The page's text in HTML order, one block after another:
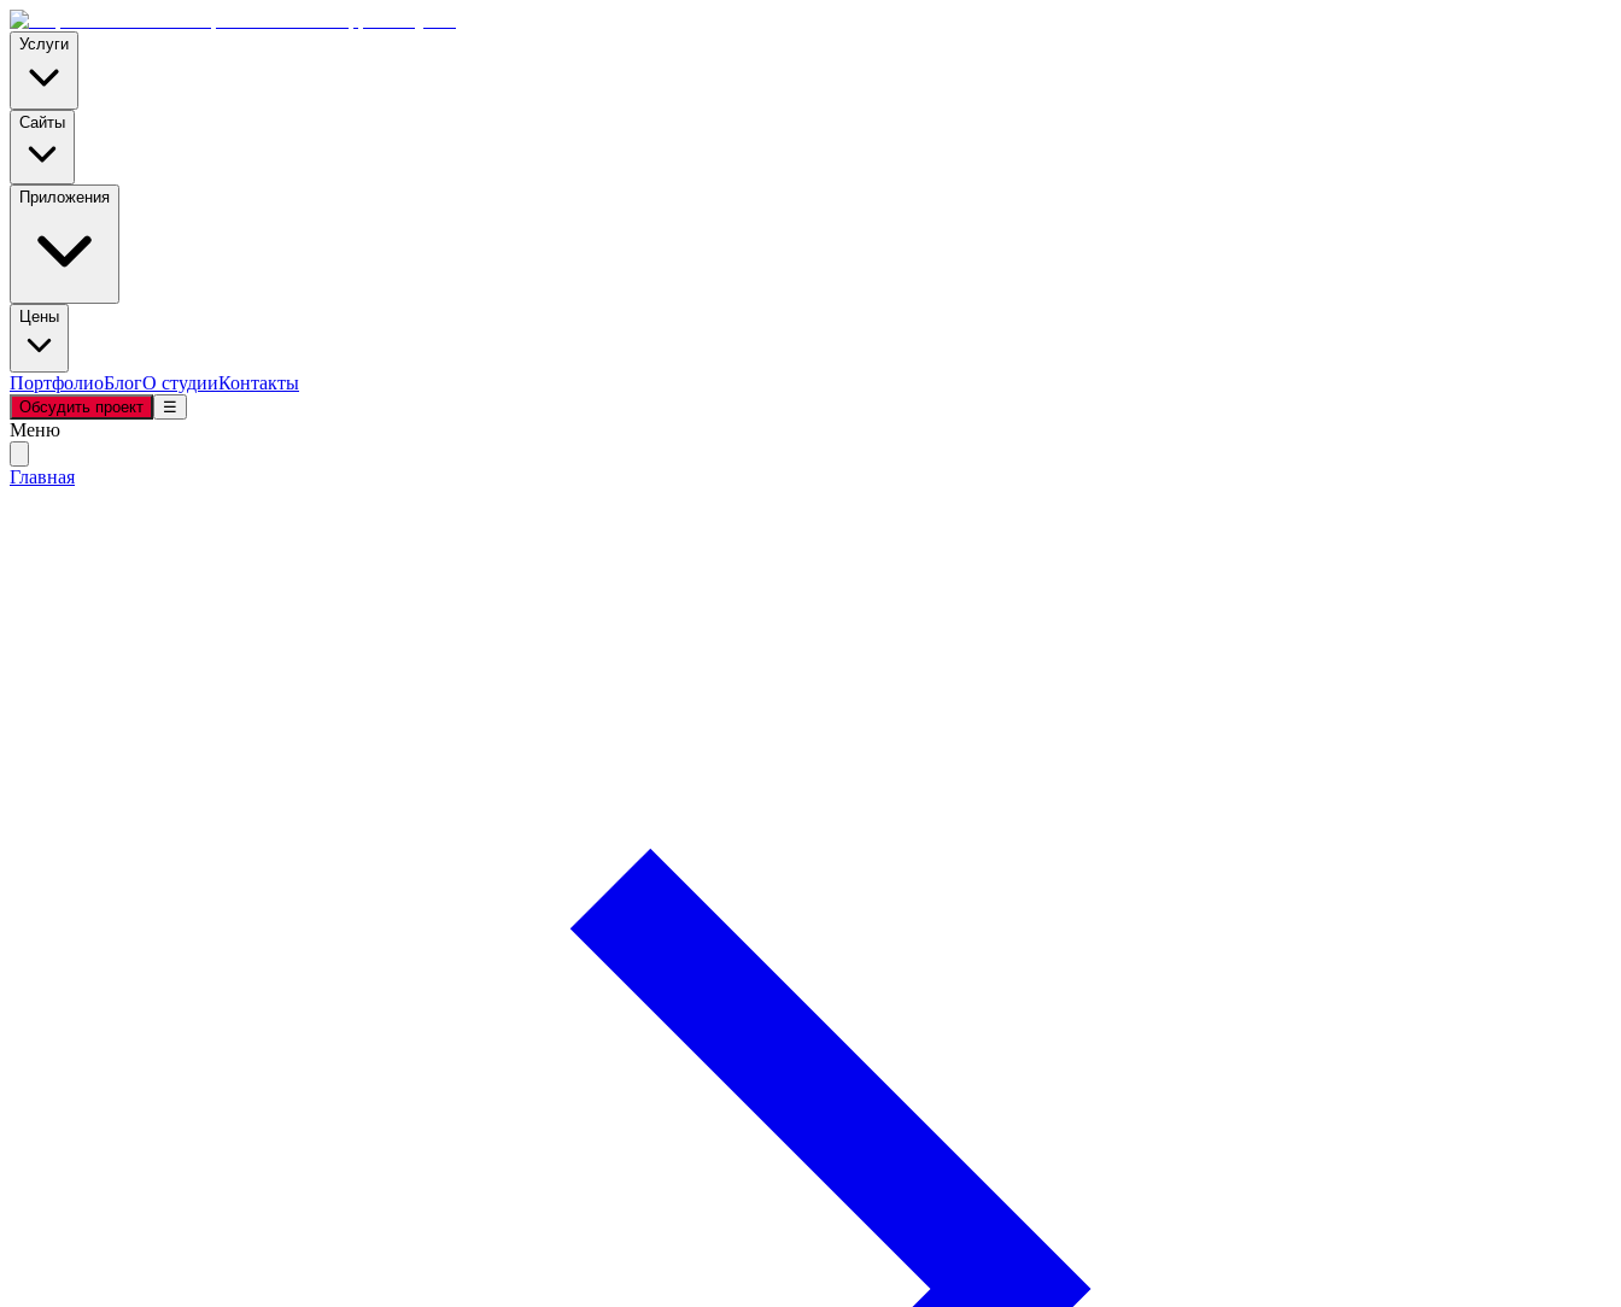
Услуги
Сайты
Приложения
Цены
ПортфолиоБлогО студииКонтакты
Обсудить проект ☰
Меню
Главная